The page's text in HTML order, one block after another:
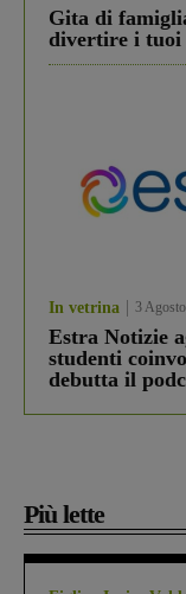
Gita di
divertire i
In vetrina 3
Estra Notizie
studenti
debutta il
Più lette